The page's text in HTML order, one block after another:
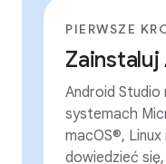
PIERWSZE
Android
systemach
macOS®,
dowiedzieć